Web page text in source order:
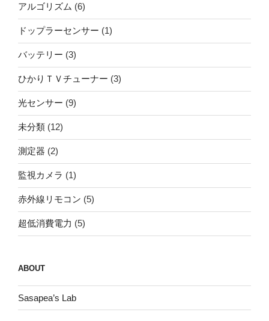
アルゴリズム (6)
ドップラーセンサー (1)
バッテリー (3)
ひかりＴＶチューナー (3)
光センサー (9)
未分類 (12)
測定器 (2)
監視カメラ (1)
赤外線リモコン (5)
超低消費電力 (5)
ABOUT
Sasapea’s Lab